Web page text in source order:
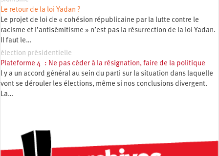
Le retour de la loi Yadan ?
Le projet de loi de « cohésion républicaine par la lutte contre le
racisme et l’antisémitisme » n’est pas la résurrection de la loi Yadan.
Il faut le…
élection présidentielle
Plateforme 4 : Ne pas céder à la résignation, faire de la politique
l y a un accord général au sein du parti sur la situation dans laquelle
vont se dérouler les élections, même si nos conclusions divergent.
La…